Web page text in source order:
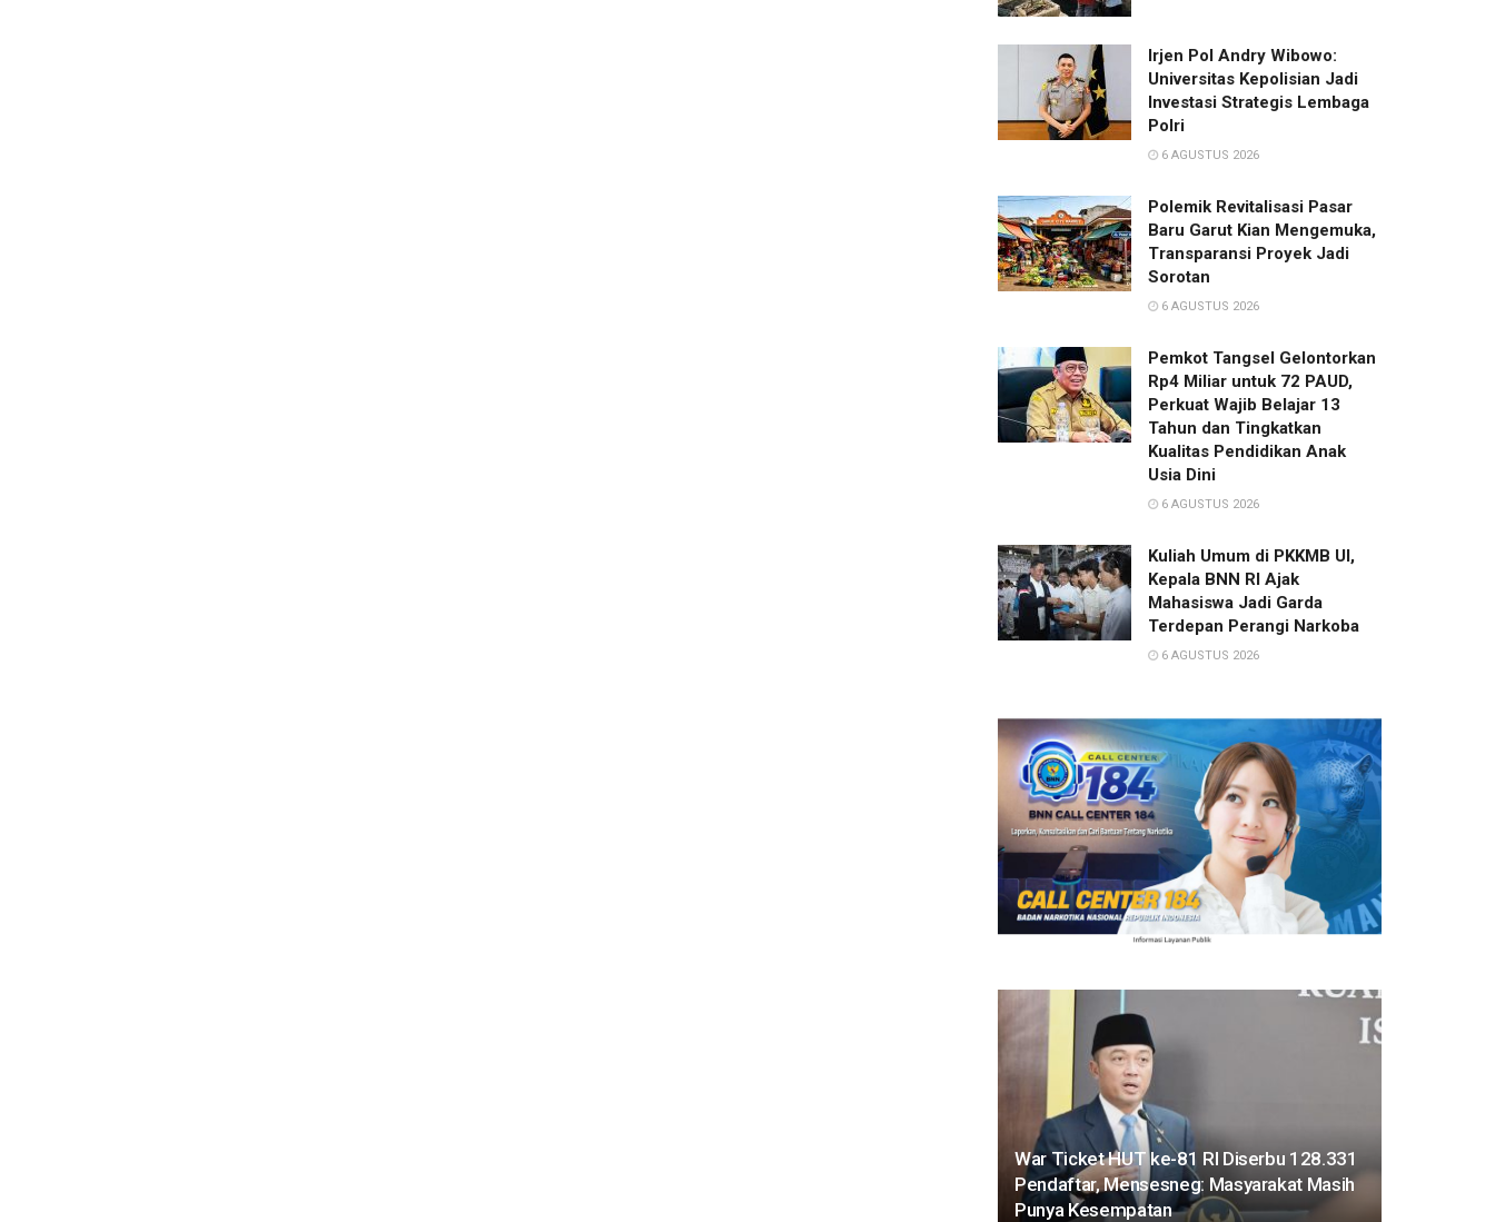
Irjen Pol Andry Wibowo:
Universitas Kepolisian Jadi
Investasi Strategis Lembaga
Polri
6 AGUSTUS 2026
Polemik Revitalisasi Pasar
Baru Garut Kian Mengemuka,
Transparansi Proyek Jadi
Sorotan
6 AGUSTUS 2026
Pemkot Tangsel Gelontorkan
Rp4 Miliar untuk 72 PAUD,
Perkuat Wajib Belajar 13
Tahun dan Tingkatkan
Kualitas Pendidikan Anak
Usia Dini
6 AGUSTUS 2026
Kuliah Umum di PKKMB UI,
Kepala BNN RI Ajak
Mahasiswa Jadi Garda
Terdepan Perangi Narkoba
6 AGUSTUS 2026
War Ticket HUT ke-81 RI Diserbu 128.331
Pendaftar, Mensesneg: Masyarakat Masih
Punya Kesempatan